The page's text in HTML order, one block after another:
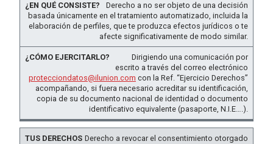
Derecho a no ser objeto de una decisión
basada únicamente en el tratamiento automatizado, incluida la
elaboración de perfiles, que te produzca efectos jurídicos o te
afecte significativamente de modo similar.
Dirigiendo una comunicación por
escrito a través del correo electrónico
protecciondatos@ilunion.com con la Ref. “Ejercicio Derechos”
acompañando, si fuera necesario acreditar su identificación,
copia de su documento nacional de identidad o documento
identificativo equivalente (pasaporte, N.I.E….).
Derecho a revocar el consentimiento otorgado